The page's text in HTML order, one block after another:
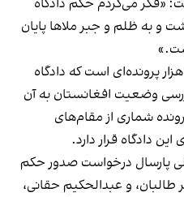
«فکر می‌کردم حکم دادگاه
و به ظلم و جبر ملاها پایان
پرونده‌ای است که دادگاه
وضعیت افغانستان به آن
شماری از مقام‌های
دادگاه قرار دارد.
پارسال درخواست صدور حکم
طالبان، و عبدالحکیم حقانی،